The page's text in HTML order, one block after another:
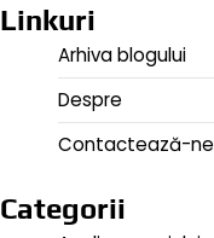
Linkuri
Arhiva blogului
Despre
Contactează-ne
Categorii